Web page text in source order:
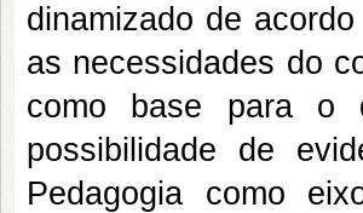
dinamizado de
as necessidades do
como base para o
possibilidade de
Pedagogia como